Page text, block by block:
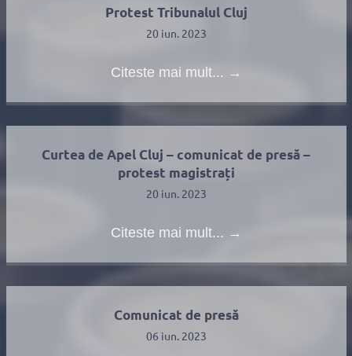
Protest Tribunalul Cluj
20 iun. 2023
Citeste mai mult... →
Curtea de Apel Cluj – comunicat de presă –
protest magistrați
20 iun. 2023
Citeste mai mult... →
Comunicat de presă
06 iun. 2023